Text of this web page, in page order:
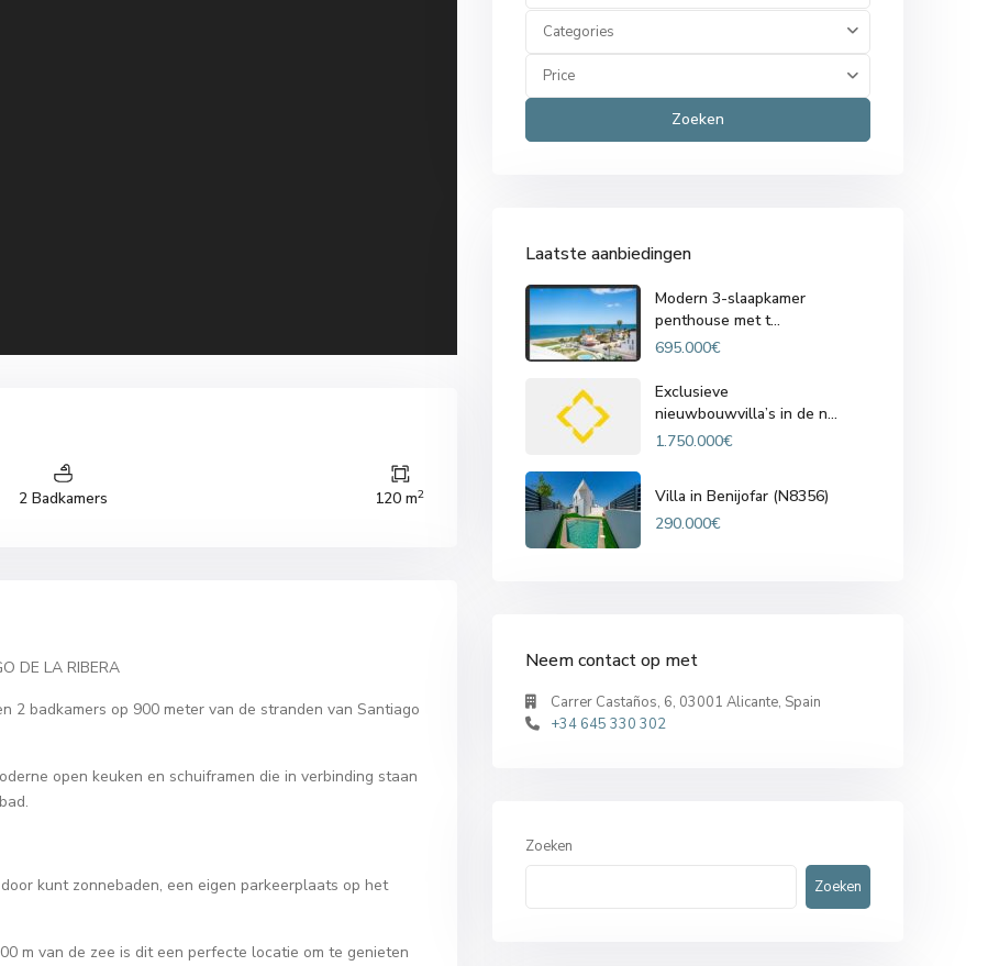
2 Badkamers 120 m2
DE LA RIBERA
2 badkamers op 900 meter van de stranden van Santiago
open keuken en schuiframen die in verbinding staan
kunt zonnebaden, een eigen parkeerplaats op het
m van de zee is dit een perfecte locatie om te genieten
Categories
Price
Zoeken
Laatste aanbiedingen
Modern 3-slaapkamer
penthouse met t...
695.000€
Exclusieve
nieuwbouwvilla’s in de n...
1.750.000€
Villa in Benijofar (N8356)
290.000€
Neem contact op met
Carrer Castaños, 6, 03001 Alicante, Spain
+34 645 330 302
Zoeken
Zoeken